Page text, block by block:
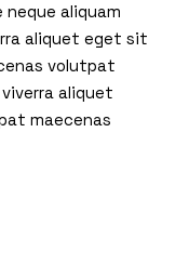
aliquam
aliquet eget sit
volutpat
aliquet
maecenas